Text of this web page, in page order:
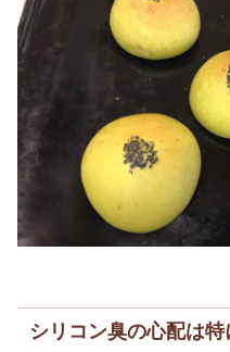
シリコン臭の心配は特